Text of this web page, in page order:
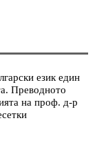
език един
Преводното
на проф. д-р